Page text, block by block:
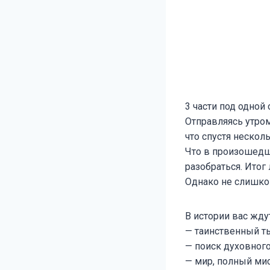
3 части под
Отправляясь
что спустя
Что в
разобраться.
Однако не
В истории вас
— таинственный
— поиск
— мир, полный